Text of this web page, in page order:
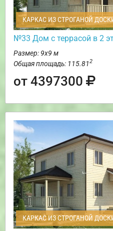
КАРКАС ИЗ СТРОГАНОЙ
№33 Дом с террасой в 2
Размер: 9х9 м
Общая площадь: 115.812
от 4397300
КАРКАС ИЗ СТРОГАНОЙ